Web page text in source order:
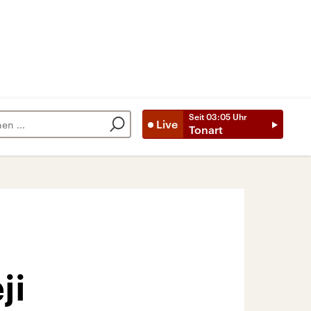
Live
Seit 03:05 Uhr
Tonart